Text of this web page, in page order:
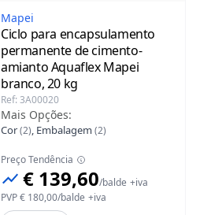
Mapei
Ciclo para encapsulamento
permanente de cimento-
amianto Aquaflex Mapei
branco, 20 kg
Ref: 3A00020
Mais Opções:
Cor(2), Embalagem (2)
Preço Tendência
€ 139,60/balde +iva
PVP€ 180,00/balde +iva